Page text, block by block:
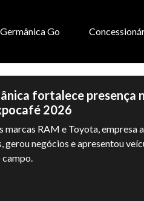
Germânica Go
fortalece presença
2026
marcas RAM e Toyota, empresa
gerou negócios e apresentou
campo.